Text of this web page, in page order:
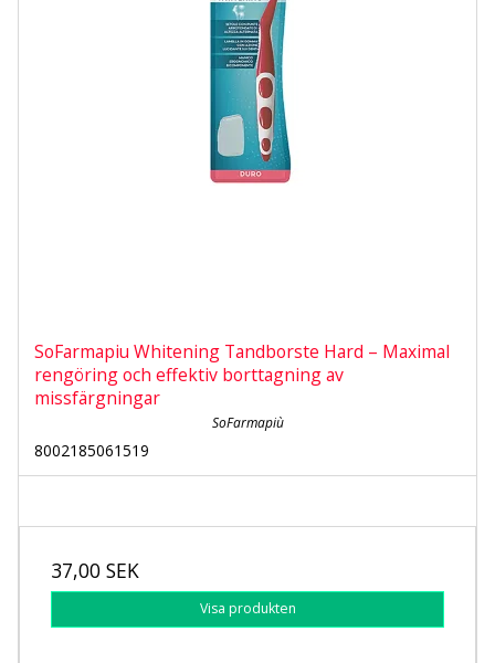
SoFarmapiu Whitening Tandborste Hard – Maximal
rengöring och effektiv borttagning av
missfärgningar
SoFarmapiù
8002185061519
37,00 SEK
Visa produkten